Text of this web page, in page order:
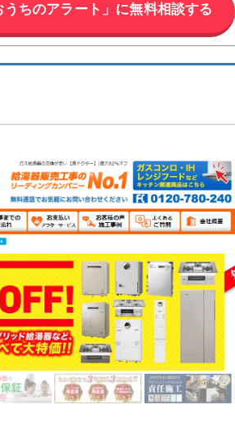
うちのアラート」に無料相談する